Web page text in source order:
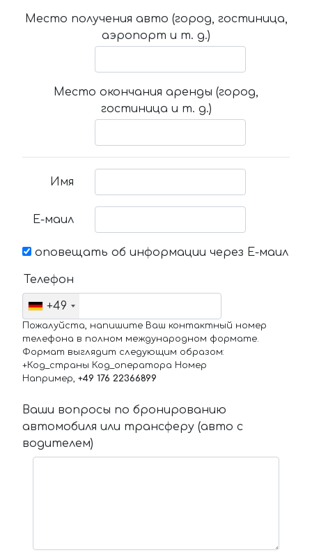
Место получения авто (город, гостиница,
аэропорт и т. д.)
Место окончания аренды (город,
гостиница и т. д.)
Имя
Е-маил
оповещать об информации через Е-маил
Телефон
+49
Пожалуйста, напишите Ваш контактный номер
телефона в полном международном формате.
Формат выглядит следующим образом:
+Код_страны Код_оператора Номер
Например, +49 176 22366899
Ваши вопросы по бронированию
автомобиля или трансферу (авто с
водителем)